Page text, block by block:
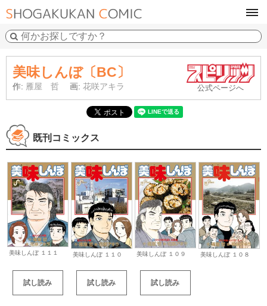
美味しんぼ〔BC〕
作: 雁屋 哲 画: 花咲アキラ 公式ページへ
既刊コミックス
美味しんぼ １１１
試し読み
美味しんぼ １１０
試し読み
美味しんぼ １０９
試し読み
美味しんぼ １０８